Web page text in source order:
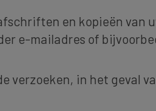
en kopieën van
e-mailadres of
verzoeken, in het geval